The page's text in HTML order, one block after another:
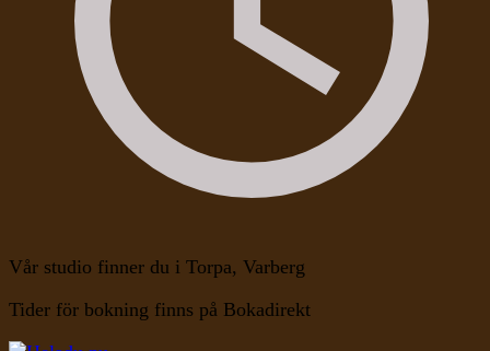
Vår studio finner du i Torpa, Varberg
Tider för bokning finns på Bokadirekt